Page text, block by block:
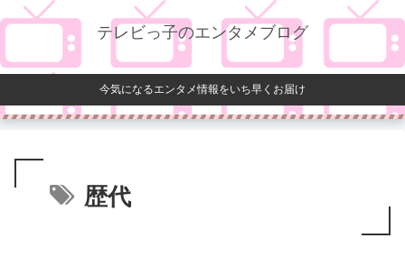
テレビっ子のエンタメブログ
今気になるエンタメ情報をいち早くお届け
歴代